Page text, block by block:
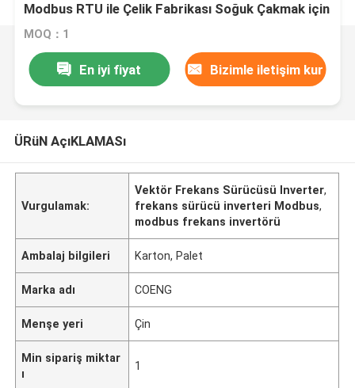
Modbus RTU ile Çelik Fabrikası Soğuk Çakmak için
Geniş Sıcaklık Aralığı
MOQ：1
En iyi fiyat Bizimle iletişim kur
ÜRüN AçıKLAMASı
Vurgulamak:
Vektör Frekans Sürücüsü Inverter,
frekans sürücü inverteri Modbus,
modbus frekans invertörü
Ambalaj bilgileri Karton, Palet
Marka adı COENG
Menşe yeri Çin
Min sipariş miktar
ı
1